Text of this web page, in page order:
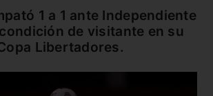
1 a 1 ante Independiente
de visitante en su
Libertadores.